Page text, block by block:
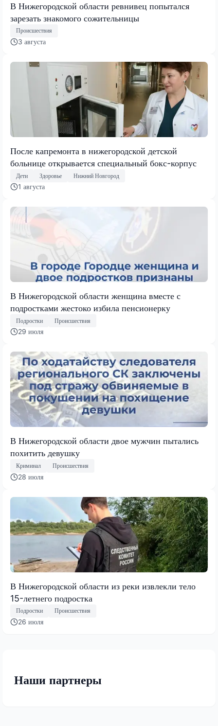
В Нижегородской области ревнивец попытался
зарезать знакомого сожительницы
Происшествия
3 августа
После капремонта в нижегородской детской
больнице открывается специальный бокс-корпус
Дети Здоровье Нижний Новгород
1 августа
В Нижегородской области женщина вместе с
подростками жестоко избила пенсионерку
Подростки Происшествия
29 июля
В Нижегородской области двое мужчин пытались
похитить девушку
Криминал Происшествия
28 июля
В Нижегородской области из реки извлекли тело
15-летнего подростка
Подростки Происшествия
26 июля
Наши партнеры